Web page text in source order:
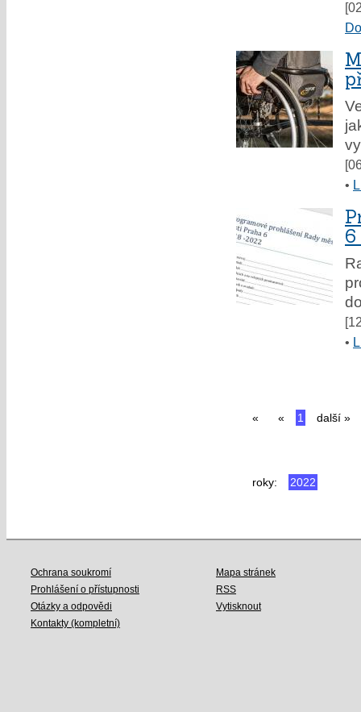
•
•
« « 1 další »
roky: 2022
Ochrana soukromí
Prohlášení o přístupnosti
Otázky a odpovědi
Kontakty (kompletní)
Mapa stránek
RSS
Vytisknout